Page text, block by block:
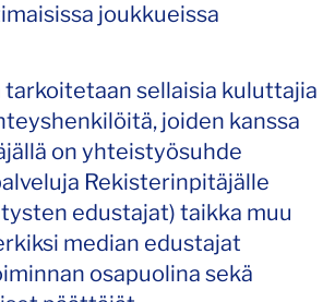
joukkueissa
tarkoitetaan sellaisia kuluttajia
joiden kanssa
on yhteistyösuhde
Rekisterinpitäjälle
edustajat) taikka muu
median edustajat
osapuolina sekä